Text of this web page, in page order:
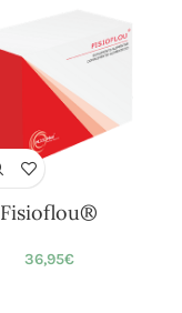
Fisioflou®
36,95€